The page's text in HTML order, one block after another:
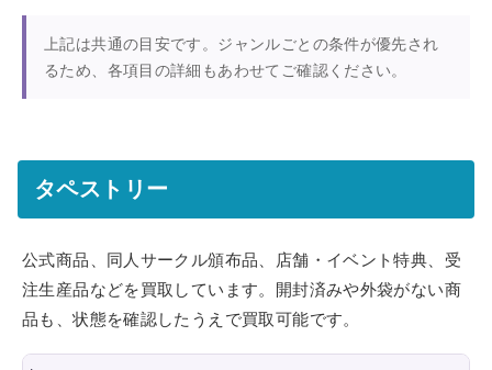
上記は共通の目安です。ジャンルごとの条件が優先され
るため、各項目の詳細もあわせてご確認ください。
タペストリー
公式商品、同人サークル頒布品、店舗・イベント特典、受
注生産品などを買取しています。開封済みや外袋がない商
品も、状態を確認したうえで買取可能です。